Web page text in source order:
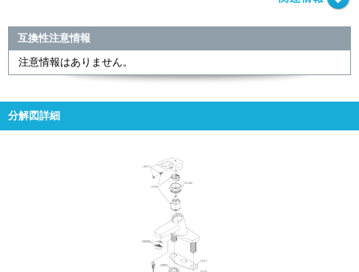
互換性注意情報
注意情報はありません。
分解図詳細